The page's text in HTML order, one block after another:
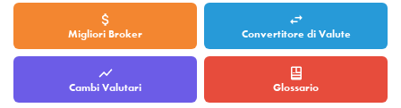
Migliori Broker Convertitore di Valute
Cambi Valutari Glossario